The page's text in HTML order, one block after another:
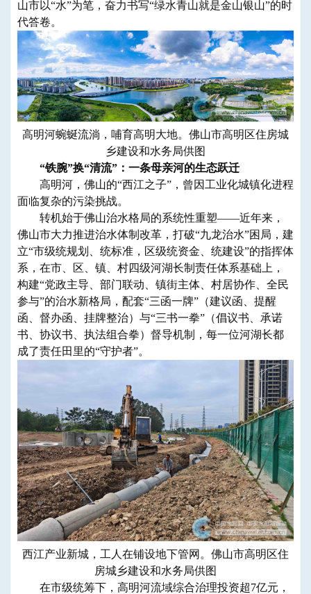
山市以“水”为笔，奋力书写“绿水青山就是金山银山”的时
代答卷。
高明河蜿蜒流淌，哺育高明大地。佛山市高明区住房城
乡建设和水务局供图
“铁腕”换“清流”：一条母亲河的生态跃迁
高明河，佛山的“西江之子”，曾因工业化城镇化进程
面临复杂的污染挑战。
转机始于佛山治水格局的系统性重塑——近年来，
佛山市大力推进治水体制改革，打破“九龙治水”困局，建
立“市级统规划、统标准，区级统资金、统建设”的指挥体
系，在市、区、镇、村四级河湖长制责任体系基础上，
构建“党政主导、部门联动、镇街主体、村居协作、全民
参与”的治水新格局，配套“三函一牌”（建议函、提醒
函、督办函、挂牌整治）与“三书一拳”（倡议书、承诺
书、协议书、执法组合拳）督导机制，每一位河湖长都
成了责任田里的“守护者”。
西江产业新城，工人在铺设地下管网。佛山市高明区住
房城乡建设和水务局供图
在市级统筹下，高明河流域综合治理投资超7亿元，